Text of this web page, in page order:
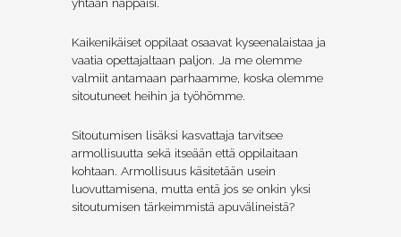
Kaikenikäiset oppilaat osaavat kyseenalaistaa ja
vaatia opettajaltaan paljon. Ja me olemme
valmiit antamaan parhaamme, koska olemme
sitoutuneet heihin ja työhömme.
Sitoutumisen lisäksi kasvattaja tarvitsee
armollisuutta sekä itseään että oppilaitaan
kohtaan. Armollisuus käsitetään usein
luovuttamisena, mutta entä jos se onkin yksi
sitoutumisen tärkeimmistä apuvälineistä?